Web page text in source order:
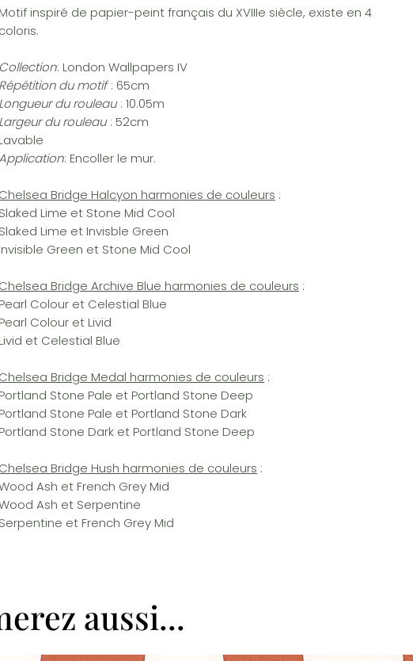
Motif inspiré de papier-peint français du XVIIIe siècle, existe en 4
coloris.
Collection: London Wallpapers IV
Répétition du motif: 65cm
Longueur du rouleau: 10.05m
Largeur du rouleau: 52cm
Lavable
: Encoller le mur.
Chelsea Bridge Halcyon harmonies de couleurs :
Slaked Lime et Stone Mid Cool
Slaked Lime et Invisble Green
Invisible Green et Stone Mid Cool
Chelsea Bridge Archive Blue harmonies de couleurs :
Pearl Colour et Celestial Blue
Pearl Colour et Livid
Livid et Celestial Blue
Chelsea Bridge Medal harmonies de couleurs :
Portland Stone Pale et Portland Stone Deep
Portland Stone Pale et Portland Stone Dark
Portland Stone Dark et Portland Stone Deep
Chelsea Bridge Hush harmonies de couleurs :
Ash et French Grey Mid
Ash et Serpentine
Serpentine et French Grey Mid
aussi...